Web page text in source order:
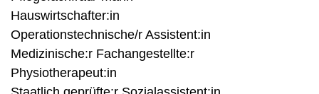
Hauswirtschafter:in
Operationstechnische/r Assistent:in
Medizinische:r Fachangestellte:r
Physiotherapeut:in